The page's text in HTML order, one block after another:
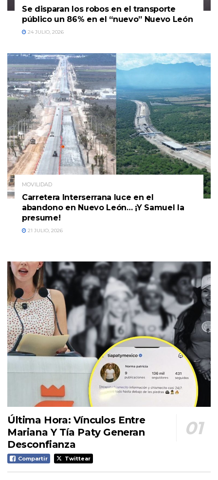
Se disparan los robos en el transporte
público un 86% en el “nuevo” Nuevo León
24 JULIO, 2026
MOVILIDAD
Carretera Interserrana luce en el
abandono en Nuevo León… ¡Y Samuel la
presume!
21 JULIO, 2026
Última Hora: Vínculos Entre
Mariana Y Tía Paty Generan
Desconfianza
Compartir Twittear